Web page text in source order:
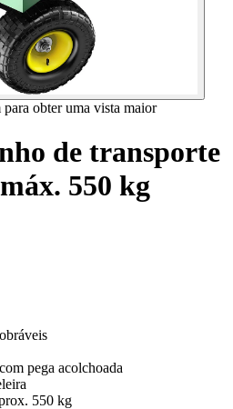
obter uma vista maior
de transporte
550 kg
pega acolchoada
550 kg